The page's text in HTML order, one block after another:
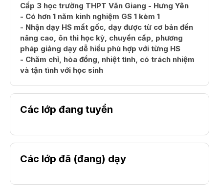
Cấp 3 học trường THPT Văn Giang - Hưng Yên
- Có hơn 1 năm kinh nghiệm GS 1 kèm 1
- Nhận dạy HS mất gốc, dạy được từ cơ bản đến
nâng cao, ôn thi học kỳ, chuyển cấp, phương
pháp giảng dạy dễ hiểu phù hợp với từng HS
- Chăm chỉ, hòa đồng, nhiệt tình, có trách nhiệm
và tận tình với học sinh
Các lớp đang tuyển
Các lớp đã (đang) dạy